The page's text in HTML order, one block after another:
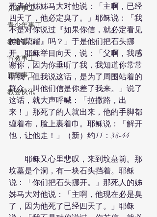
儿童事工
青少年事工
教育事工
宣教事工
团契事工
教会快讯
死者的姊姊马大对他说：「主啊，已经
四天了，他必定臭了。」耶稣说：「我
不是对你说过『如果你信，就必定看见
神的荣耀』吗？」于是他们把石头挪
开。耶稣举目向天，说：「父啊，我感
谢你，因为你垂听了我，我知道你常常
听我，但我说这话，是为了周围站着的
群众，叫他们信是你差了我来。」说了
这话，就大声呼喊：「拉撒路，出
来！」那死了的人就出来，他的手脚都
缠着布，脸上裹着巾。耶稣说：「解开
他，让他走！」（新）约11：38-44
耶稣又心里悲叹，来到坟墓前。那
坟墓是个洞，有一块石头挡着。耶稣
说：「你们把石头挪开。」那死人的姊
姊马大对他说：「主啊，他现在必是臭
了，因为他死了已经四天了。」耶稣